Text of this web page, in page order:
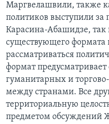
Маргвелашвили, также
политиков выступили за
Карасина-Абашидзе, так
существующего
рассматриваться
формат
гуманитарных и
между странами. Все
территориальную
предметом обсуждений